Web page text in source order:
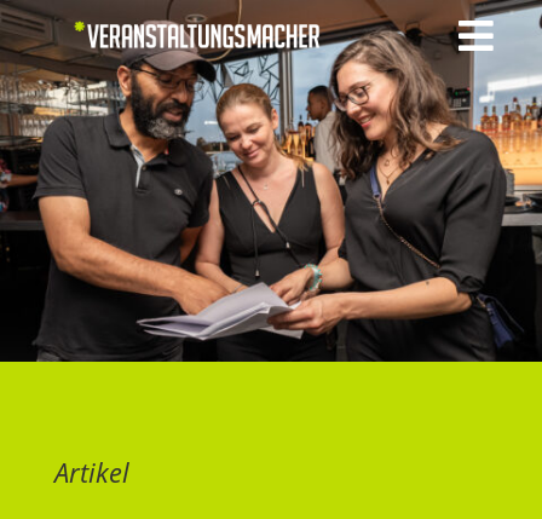

Artikel